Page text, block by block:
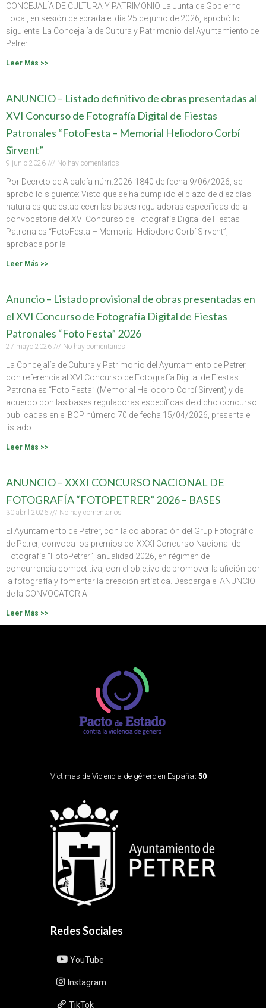
CONCEJALÍA DE CULTURA Y PATRIMONIO La Junta de Gobierno
Local, en sesión celebrada el día 25 de junio de 2026, aprobó lo
siguiente: La Concejalía de Cultura y Patrimonio del Ayuntamiento de
Petrer
Leer Más >>
ANUNCIO – Listado definitivo de obras presentadas al
XVI Concurso de Fotografía Digital de Fiestas
Patronales “FotoFesta – Memorial Heliodoro Corbí
Sirvent”
9 junio 2026 No hay comentarios
Por Decreto de Alcaldía núm.2026-1840 de fecha 9/06/2026, se
aprobó lo siguiente: Visto que se ha cumplido el plazo de diez días
naturales que establecen las bases reguladoras específicas de la
convocatoria del XVI Concurso de Fotografía Digital de Fiestas
Patronales “FotoFesta – Memorial Heliodoro Corbí Sirvent”,
aprobada por la
Leer Más >>
Anuncio – Listado provisional de obras presentadas en
el XVI Concurso de Fotografía Digital de Fiestas
Patronales “Foto Festa” 2026
27 mayo 2026 No hay comentarios
La Concejalía de Cultura y Patrimonio del Ayuntamiento de Petrer,
con referencia al XVI Concurso de Fotografía Digital de Fiestas
Patronales “Foto Festa” (Memorial Heliodoro Corbí Sirvent) y de
acuerdo con las bases reguladoras específicas de dicho concurso
publicadas en el BOP número 70 de fecha 15/04/2026, presenta el
listado
Leer Más >>
ANUNCIO – XXXI CONCURSO NACIONAL DE
FOTOGRAFÍA “FOTOPETRER” 2026 – BASES
30 abril 2026 No hay comentarios
El Ayuntamiento de Petrer, con la colaboración del Grup Fotogràfic
de Petrer, convoca los premios del XXXI Concurso Nacional de
Fotografía “FotoPetrer”, anualidad 2026, en régimen de
concurrencia competitiva, con el objetivo de promover la afición por
la fotografía y fomentar la creación artística. Descarga el ANUNCIO
de la CONVOCATORIA
Leer Más >>
Víctimas de Violencia de género en España: 50
Redes Sociales
YouTube
Instagram
TikTok